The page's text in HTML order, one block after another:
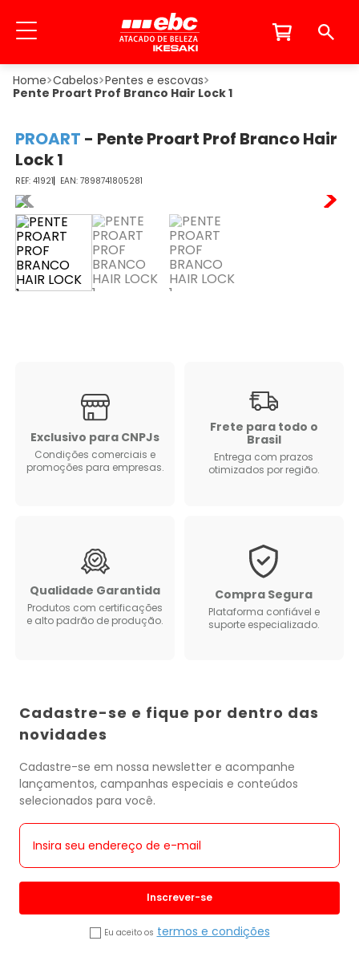
Cabelos Pentes e escovas
Pente Proart Prof Branco Hair Lock 1
PROART - Pente Proart Prof Branco Hair
Lock 1
41921 7898741805281
Exclusivo para CNPJs
Condições comerciais e
promoções para empresas.
Frete para todo o
Brasil
Entrega com prazos
otimizados por região.
Qualidade Garantida
Produtos com certificações
e alto padrão de produção.
Compra Segura
Plataforma confiável e
suporte especializado.
Cadastre-se e fique por dentro das
novidades
Cadastre-se em nossa newsletter e acompanhe
lançamentos, campanhas especiais e conteúdos
selecionados para você.
Inscrever-se
Eu aceito os termos e condições